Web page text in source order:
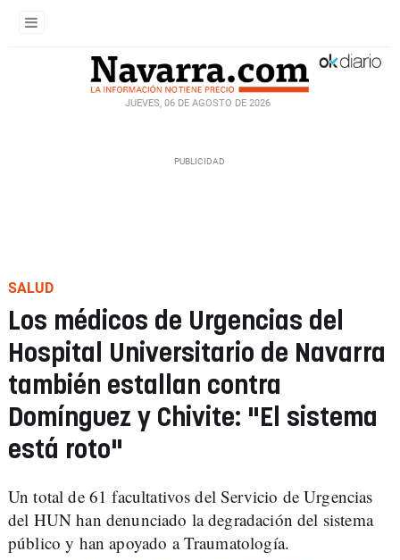
JUEVES, 06 DE AGOSTO DE 2026
SALUD
Los médicos de Urgencias del
Hospital Universitario de Navarra
también estallan contra
Domínguez y Chivite: "El sistema
está roto"
Un total de 61 facultativos del Servicio de Urgencias
del HUN han denunciado la degradación del sistema
público y han apoyado a Traumatología.